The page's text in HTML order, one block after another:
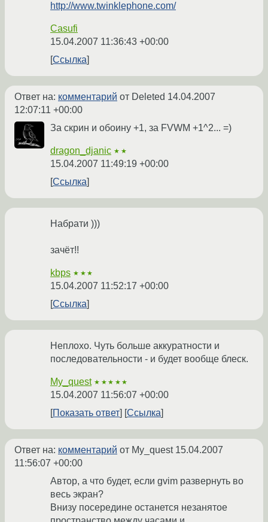
http://www.twinklephone.com/
Casufi
15.04.2007 11:36:43 +00:00
Ссылка
Ответ на: комментарий от Deleted 14.04.2007
12:07:11 +00:00
За скрин и обоину +1, за FVWM +1^2... =)
dragon_djanic ★★
15.04.2007 11:49:19 +00:00
Ссылка
Набрати )))
зачёт!!
kbps ★★★
15.04.2007 11:52:17 +00:00
Ссылка
Неплохо. Чуть больше аккуратности и
последовательности - и будет вообще блеск.
My_quest ★★★★★
15.04.2007 11:56:07 +00:00
Показать ответ
Ссылка
Ответ на: комментарий от My_quest 15.04.2007
11:56:07 +00:00
Автор, а что будет, если gvim развернуть во
весь экран?
Внизу посередине останется незанятое